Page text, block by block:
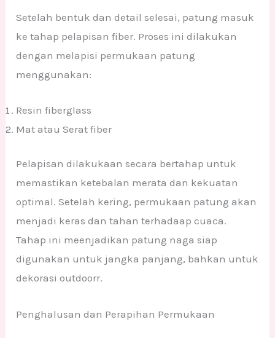
Setelah bentuk dan detail selesai, patung masuk
ke tahap pelapisan fiber. Proses ini dilakukan
dengan melapisi permukaan patung
menggunakan:
Resin fiberglass
Mat atau Serat fiber
Pelapisan dilakukaan secara bertahap untuk
memastikan ketebalan merata dan kekuatan
optimal. Setelah kering, permukaan patung akan
menjadi keras dan tahan terhadaap cuaca.
Tahap ini meenjadikan patung naga siap
digunakan untuk jangka panjang, bahkan untuk
dekorasi outdoorr.
Penghalusan dan Perapihan Permukaan